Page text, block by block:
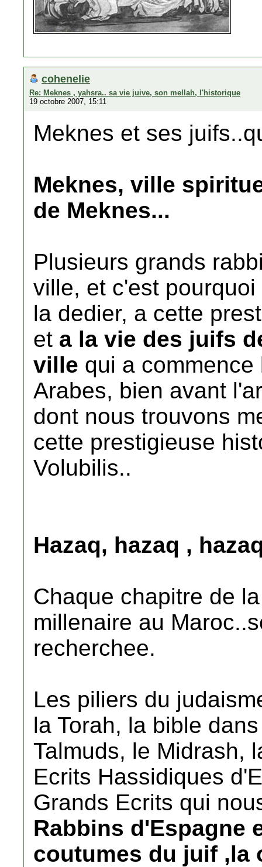
cohenelie
Re: Meknes , yahsra.. sa vie juive, son mellah, l'historique
19 octobre 2007, 15:11
Meknes et ses
Meknes, ville
de Meknes...
Plusieurs grands
ville, et c'est
la dedier, a cette
et a la vie des juifs
ville qui a
Arabes, bien avant
dont nous trouvons
cette prestigieuse
Volubilis..
Hazaq, hazaq ,
Chaque chapitre de
millenaire au
recherchee.
Les piliers du
la Torah, la bible
Talmuds, le Midrash,
Ecrits Hassidiques
Grands Ecrits qui
Rabbins d'Espagne
coutumes du juif ,la